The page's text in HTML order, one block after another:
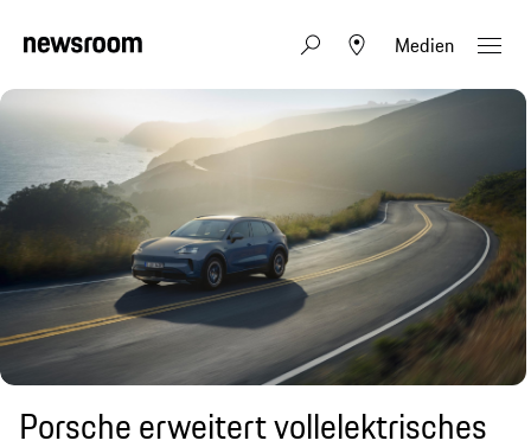
Medien
Porsche erweitert vollelektrisches